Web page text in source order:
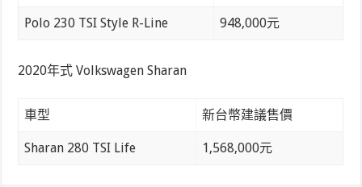
Polo 230 TSI Style R-Line 948,000元
2020年式 Volkswagen Sharan
車型 新台幣建議售價
Sharan 280 TSI Life 1,568,000元